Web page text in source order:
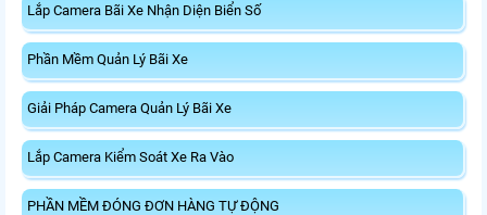
Lắp Camera Bãi Xe Nhận Diện Biển Số
Phần Mềm Quản Lý Bãi Xe
Giải Pháp Camera Quản Lý Bãi Xe
Lắp Camera Kiểm Soát Xe Ra Vào
PHẦN MỀM ĐÓNG ĐƠN HÀNG TỰ ĐỘNG